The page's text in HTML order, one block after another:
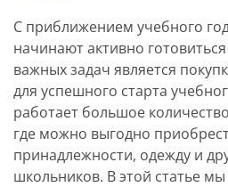
С приближением учебного
начинают активно
важных задач является
для успешного старта
работает большое
где можно выгодно
принадлежности, одежду и
школьников. В этой статье